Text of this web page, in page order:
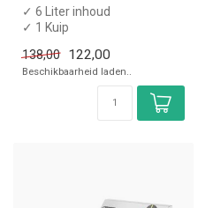
✓ 6 Liter inhoud
✓ 1 Kuip
✓ Tafelmodel
✓ 3,3 kW
138,00 122,00
Beschikbaarheid laden..